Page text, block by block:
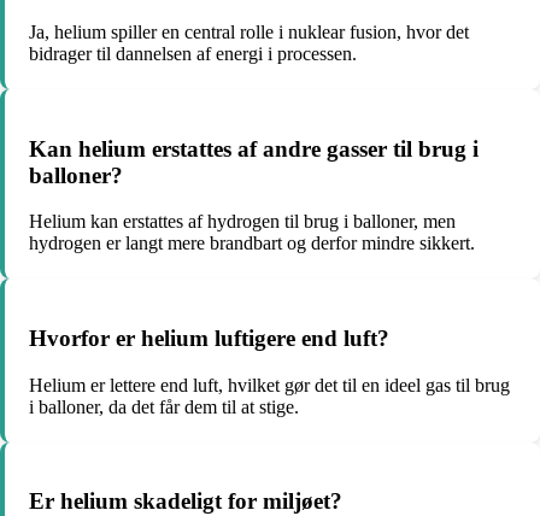
Ja, helium spiller en central rolle i nuklear fusion, hvor det
bidrager til dannelsen af energi i processen.
Kan helium erstattes af andre gasser til brug i
balloner?
Helium kan erstattes af hydrogen til brug i balloner, men
hydrogen er langt mere brandbart og derfor mindre sikkert.
Hvorfor er helium luftigere end luft?
Helium er lettere end luft, hvilket gør det til en ideel gas til brug
i balloner, da det får dem til at stige.
Er helium skadeligt for miljøet?